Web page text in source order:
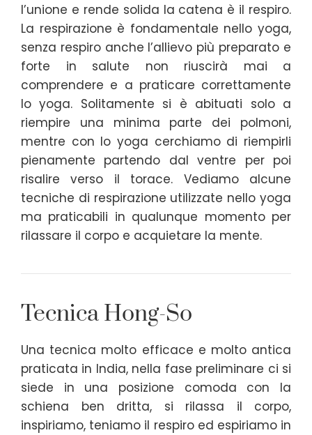
l’unione e rende solida la catena è il respiro.
La respirazione è fondamentale nello yoga,
senza respiro anche l’allievo più preparato e
forte in salute non riuscirà mai a
comprendere e a praticare correttamente
lo yoga. Solitamente si è abituati solo a
riempire una minima parte dei polmoni,
mentre con lo yoga cerchiamo di riempirli
pienamente partendo dal ventre per poi
risalire verso il torace. Vediamo alcune
tecniche di respirazione utilizzate nello yoga
ma praticabili in qualunque momento per
rilassare il corpo e acquietare la mente.
Tecnica Hong-So
Una tecnica molto efficace e molto antica
praticata in India, nella fase preliminare ci si
siede in una posizione comoda con la
schiena ben dritta, si rilassa il corpo,
inspiriamo, teniamo il respiro ed espiriamo in